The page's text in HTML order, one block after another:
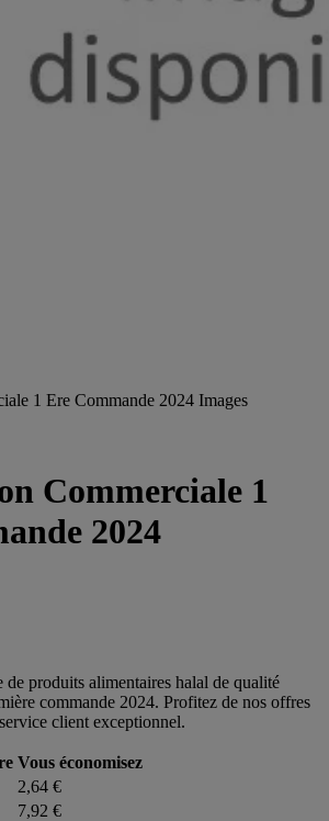
1 Ere Commande 2024 Images
Commerciale 1
2024
de produits alimentaires halal de qualité
commande 2024. Profitez de nos offres
client exceptionnel.
Vous économisez
2,64 €
7,92 €